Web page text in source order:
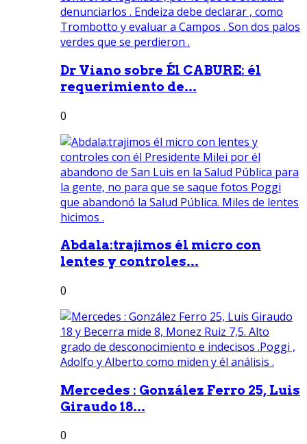
Dr Viano sobre Él CABURE: él
requerimiento de...
0
Abdala:trajimos él micro con
lentes y controles...
0
Mercedes : González Ferro 25, Luis
Giraudo 18...
0